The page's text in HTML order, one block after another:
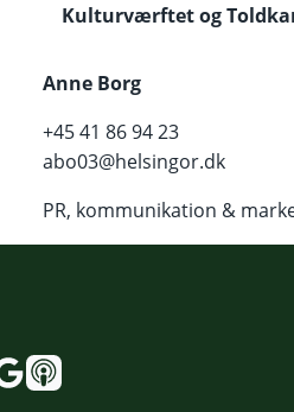
Kulturværftet og
Anne Borg
+45 41 86 94 23
abo03@helsingor.dk
PR, kommunikation &